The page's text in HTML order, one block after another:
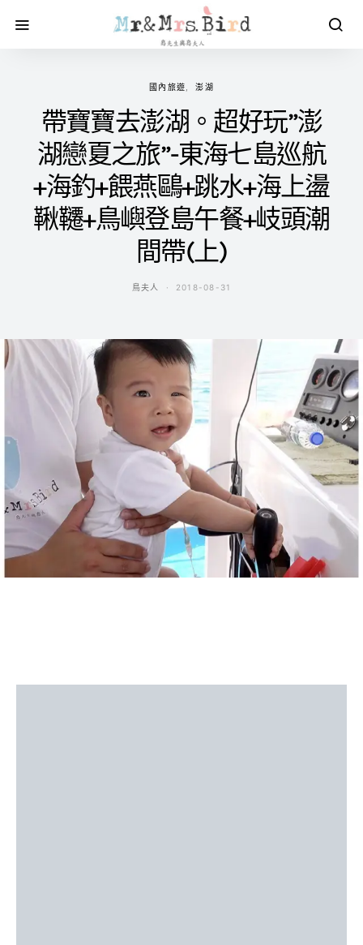
國內旅遊 澎湖
帶寶寶去澎湖。超好玩”澎
湖戀夏之旅”-東海七島巡航
+海釣+餵燕鷗+跳水+海上盪
鞦韆+鳥嶼登島午餐+岐頭潮
間帶(上)
鳥夫人 2018-08-31